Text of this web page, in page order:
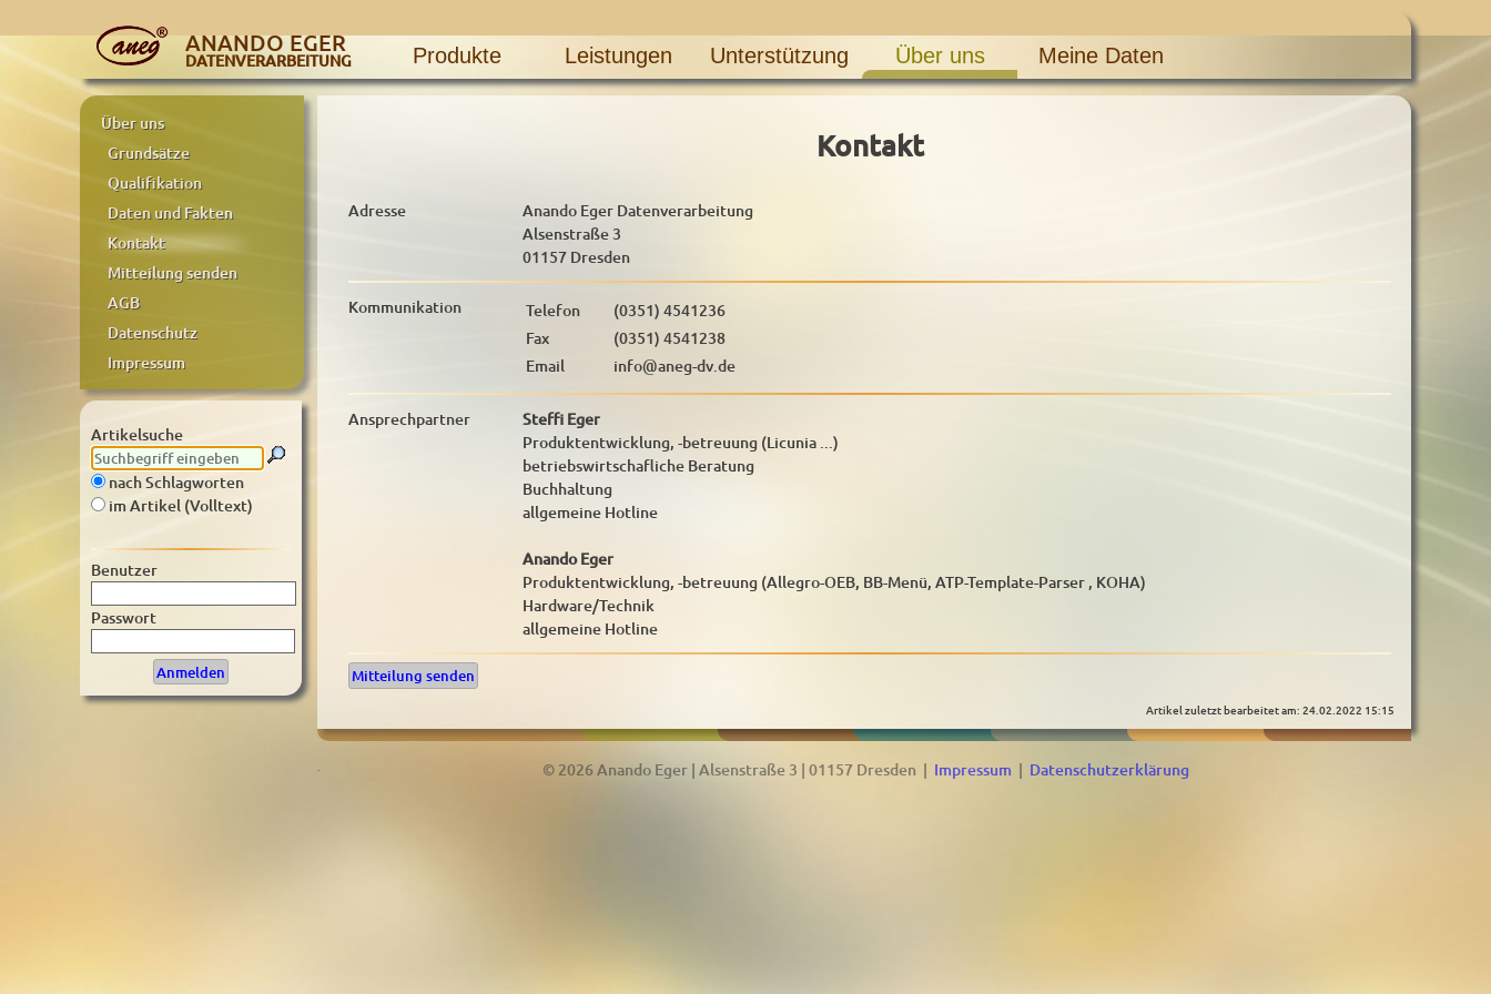
ANANDO EGER
DATENVERARBEITUNG Produkte Leistungen Unterstützung Über uns Meine Daten
Über uns
Grundsätze
Qualifikation
Daten und Fakten
Kontakt
Mitteilung senden
AGB
Datenschutz
Impressum
Artikelsuche
nach Schlagworten
im Artikel (Volltext)
Benutzer
Passwort
Kontakt
Adresse
Anando Eger Datenverarbeitung
Alsenstraße 3
01157 Dresden
Kommunikation Telefon
(0351) 4541236
Fax
(0351) 4541238
Email
info@aneg-dv.de
Ansprechpartner
Steffi Eger
Produktentwicklung, -betreuung (Licunia ...)
betriebswirtschafliche Beratung
Buchhaltung
allgemeine Hotline
Anando Eger
Produktentwicklung, -betreuung (Allegro-OEB, BB-Menü, ATP-Template-Parser , KOHA)
Hardware/Technik
allgemeine Hotline
Mitteilung senden
Artikel zuletzt bearbeitet am: 24.02.2022 15:15
© 2026 Anando Eger | Alsenstraße 3 | 01157 Dresden | Impressum | Datenschutzerklärung